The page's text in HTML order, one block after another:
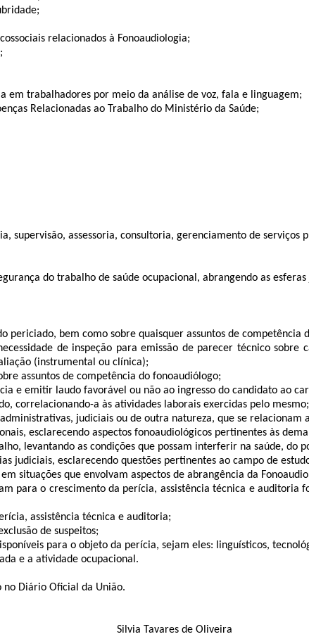
relacionados à Fonoaudiologia;
em trabalhadores por meio da análise de voz, fala e linguagem;
Relacionadas ao Trabalho do Ministério da Saúde;
supervisão, assessoria, consultoria, gerenciamento de
do trabalho de saúde ocupacional, abrangendo as
periciado, bem como sobre quaisquer assuntos de competência
de inspeção para emissão de parecer técnico
(instrumental ou clínica);
assuntos de competência do fonoaudiólogo;
e emitir laudo favorável ou não ao ingresso do candidato ao
correlacionando-a às atividades laborais exercidas pelo mesmo;
judiciais ou de outra natureza, que se
esclarecendo aspectos fonoaudiológicos pertinentes às
levantando as condições que possam interferir na saúde, do
judiciais, esclarecendo questões pertinentes ao campo de
situações que envolvam aspectos de abrangência da
para o crescimento da perícia, assistência técnica e
assistência técnica e auditoria;
de suspeitos;
para o objeto da perícia, sejam eles: linguísticos,
e a atividade ocupacional.
no Diário Oficial da União.
Silvia Tavares de Oliveira